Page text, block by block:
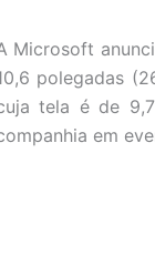
Microsoft
polegadas
tela é de
em